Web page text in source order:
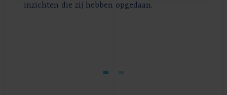
inzichten die zij hebben opgedaan.